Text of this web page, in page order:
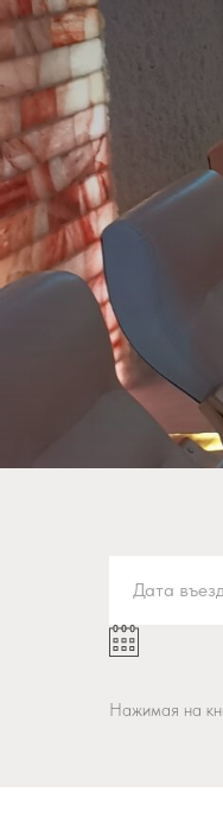
Дата
Нажимая на